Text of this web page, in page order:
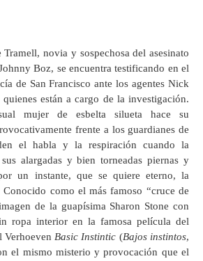
novia y sospechosa del asesinato
Boz, se encuentra testificando en el
de San Francisco ante los agentes Nick
están a cargo de la investigación.
mujer de esbelta silueta hace su
frente a los guardianes de
el habla y la respiración cuando la
sus alargadas y bien torneadas piernas y
un instante, que se quiere eterno, la
Conocido como el más famoso “cruce de
de la guapísima Sharon Stone con
ropa interior en la famosa película del
VerhoevenBasic Instintic (Bajos instintos,
el mismo misterio y provocación que el